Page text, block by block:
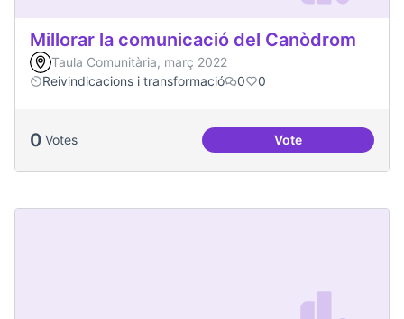
Millorar la comunicació del Canòdrom
Taula Comunitària, març 2022
Reivindicacions i transformació
0 0
0 Votes VoteMillorar la